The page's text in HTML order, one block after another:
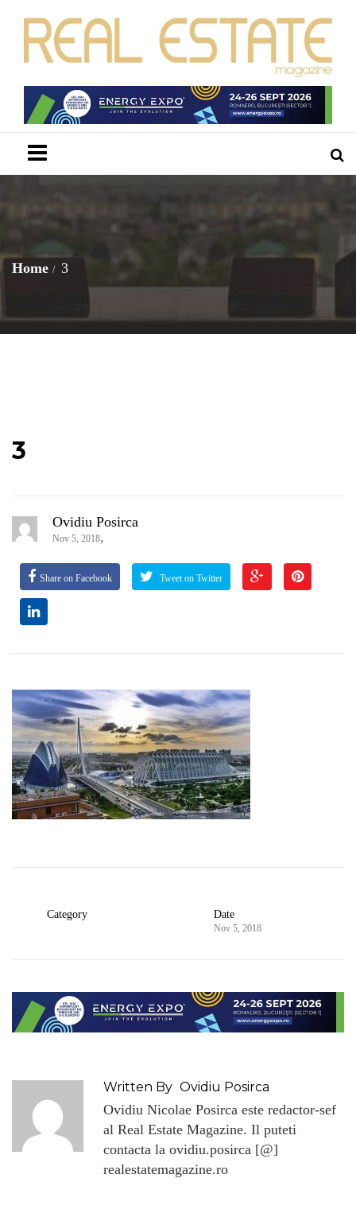
Home 3
3
Ovidiu Posirca
Nov 5, 2018,
Share on Facebook Tweet on Twitter
Category Date
Nov 5, 2018
Written By Ovidiu Posirca
Ovidiu Nicolae Posirca este redactor-sef
al Real Estate Magazine. Il puteti
contacta la ovidiu.posirca [@]
realestatemagazine.ro